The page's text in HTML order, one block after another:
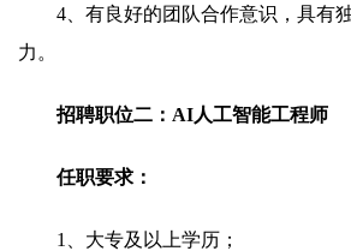
4、有良好的团队合作意识，具有
力。
招聘职位二：AI人工智能工程师
任职要求：
1、大专及以上学历；